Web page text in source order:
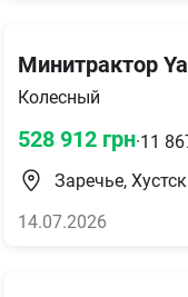
Минитрактор
Колесный
528 912 грн·11
Заречье,
14.07.2026